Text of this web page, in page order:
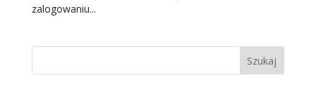
zalogowaniu...